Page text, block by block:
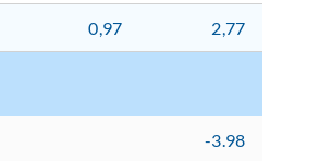
0,97 2,77
-3.98